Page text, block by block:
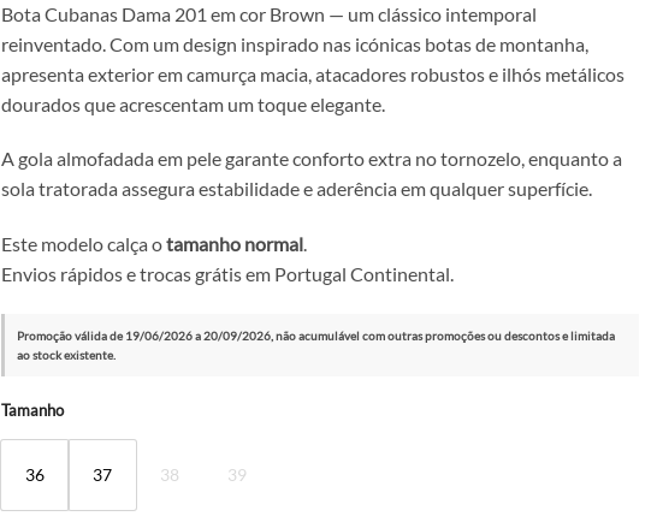
179.80€.89.90€.
Bota Cubanas Dama 201 em cor Brown — um clássico intemporal
reinventado. Com um design inspirado nas icónicas botas de montanha,
apresenta exterior em camurça macia, atacadores robustos e ilhós metálicos
dourados que acrescentam um toque elegante.
A gola almofadada em pele garante conforto extra no tornozelo, enquanto a
sola tratorada assegura estabilidade e aderência em qualquer superfície.
Este modelo calça otamanho normal.
Envios rápidos e trocas grátis em Portugal Continental.
Promoção válida de 19/06/2026 a 20/09/2026, não acumulável com outras promoções ou descontos e limitada
ao stock existente.
Tamanho
36 37 38 39
Alternative: